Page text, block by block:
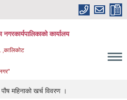
नगरकार्यपालिकाको कार्यालय
,कालिकोट
महिनाको खर्च विवरण ।